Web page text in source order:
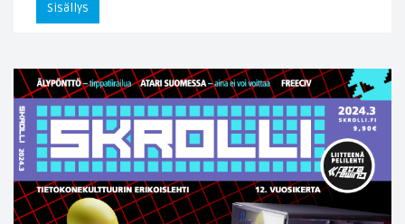
Sisällys